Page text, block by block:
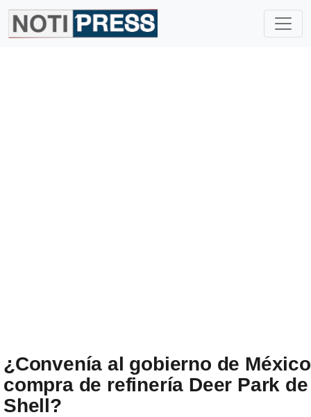
¿Convenía al gobierno de México
compra de refinería Deer Park de
Shell?